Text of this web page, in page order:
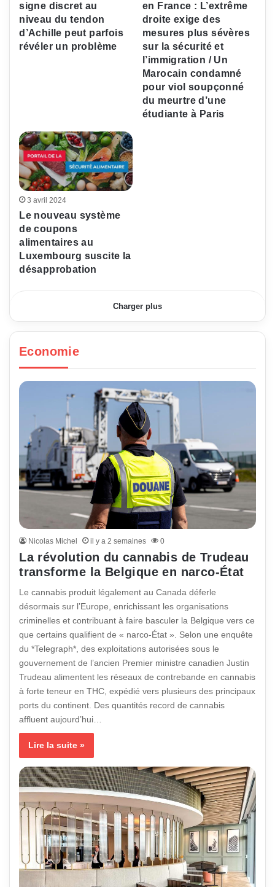
signe discret au
niveau du tendon
d’Achille peut parfois
révéler un problème
en France : L’extrême
droite exige des
mesures plus sévères
sur la sécurité et
l’immigration / Un
Marocain condamné
pour viol soupçonné
du meurtre d’une
étudiante à Paris
3 avril 2024
Le nouveau système
de coupons
alimentaires au
Luxembourg suscite la
désapprobation
Charger plus
Economie
Nicolas Michel il y a 2 semaines 0
La révolution du cannabis de Trudeau
transforme la Belgique en narco-État
Le cannabis produit légalement au Canada déferle
désormais sur l’Europe, enrichissant les organisations
criminelles et contribuant à faire basculer la Belgique vers ce
que certains qualifient de « narco-État ». Selon une enquête
du *Telegraph*, des exploitations autorisées sous le
gouvernement de l’ancien Premier ministre canadien Justin
Trudeau alimentent les réseaux de contrebande en cannabis
à forte teneur en THC, expédié vers plusieurs des principaux
ports du continent. Des quantités record de cannabis
affluent aujourd’hui…
Lire la suite »